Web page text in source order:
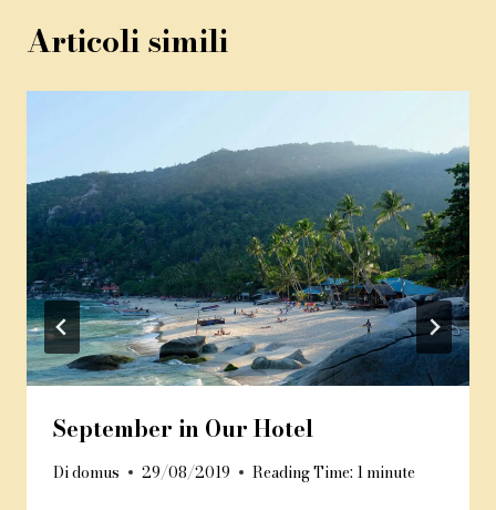
Articoli simili
September in Our Hotel
Didomus 29/08/2019 Reading Time: 1 minute